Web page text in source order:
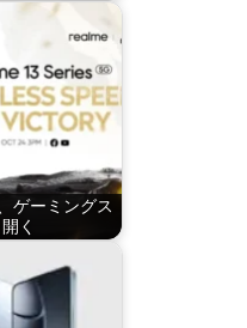
ゲーミングス
く